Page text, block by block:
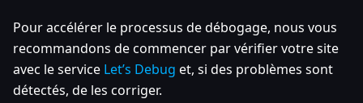
Pour accélérer le processus de débogage, nous vous
recommandons de commencer par vérifier votre site
avec le service Let’s Debug et, si des problèmes sont
détectés, de les corriger.